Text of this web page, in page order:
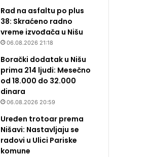
Rad na asfaltu po plus
38: Skraćeno radno
vreme izvođača u Nišu
06.08.2026 21:18
Borački dodatak u Nišu
prima 214 ljudi: Mesečno
od 18.000 do 32.000
dinara
06.08.2026 20:59
Uređen trotoar prema
Nišavi: Nastavljaju se
radovi u Ulici Pariske
komune